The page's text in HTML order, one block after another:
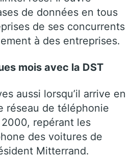
de données en tous
de ses concurrents
à des entreprises.
mois avec la DST
aussi lorsqu’il arrive en
réseau de téléphonie
repérant les
des voitures de
Mitterrand.